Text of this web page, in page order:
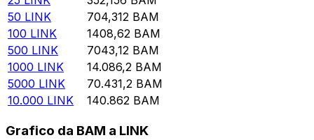
50 LINK 704,312 BAM
100 LINK 1408,62 BAM
500 LINK 7043,12 BAM
1000 LINK 14.086,2 BAM
5000 LINK 70.431,2 BAM
10.000 LINK 140.862 BAM
Grafico da BAM a LINK